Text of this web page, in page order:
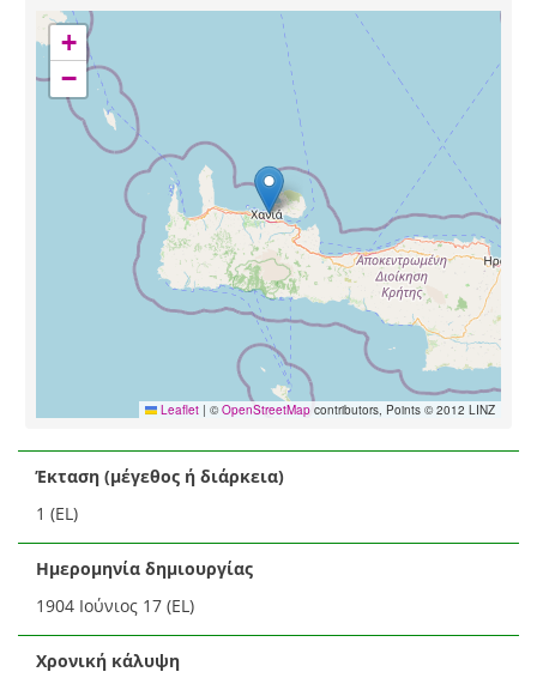
+
−
Leaflet | © OpenStreetMap contributors, Points © 2012 LINZ
Έκταση (μέγεθος ή διάρκεια)
1 (EL)
Ημερομηνία δημιουργίας
1904 Ιούνιος 17 (EL)
Χρονική κάλυψη